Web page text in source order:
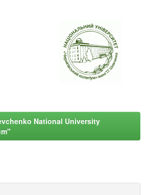
National University